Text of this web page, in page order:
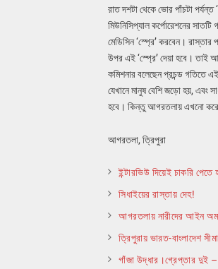
রাত দশটা থেকে ভোর পাঁচটা
মিউনিসিপ্যাল কর্পোরেশনের
মেডিসিন ‘স্প্রে’ করবেন। রাস্তার
উপর এই ‘স্প্রে’ দেয়া হবে। তাই
কমিশনার বলেছেন প্রচন্ড গতিতে
যেখানে মানুষ বেশি জড়ো হয়, এবং
হবে। কিন্তু আগরতলায় এখনো
আগরতলা, ত্রিপুরা
ইন্টারভিউ দিয়েই চাকরি পেতে
সিধাইয়ের রাস্তায় দেহ!
আগরতলায় নারীদের আইন
ত্রিপুরায় ভারত-বাংলাদেশ
গাঁজা উদ্ধার।গ্রেপ্তার দুই –